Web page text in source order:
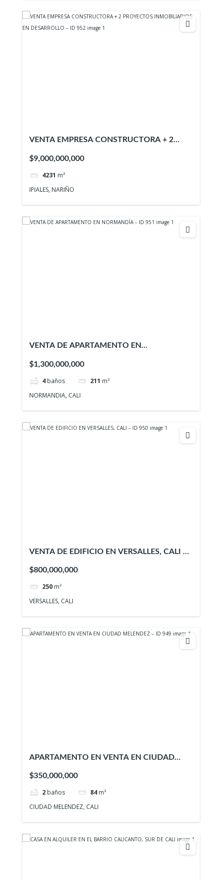
VENTA EMPRESA CONSTRUCTORA + 2
DESARROLLO – ID 952
$9,000,000,000
4231 m²
IPIALES, NARIÑO
VENTA DE APARTAMENTO EN
$1,300,000,000
4 baños 211 m²
NORMANDIA, CALI
VENTA DE EDIFICIO EN VERSALLES, CALI –
$800,000,000
250 m²
VERSALLES, CALI
APARTAMENTO EN VENTA EN CIUDAD
$350,000,000
2 baños 84 m²
CIUDAD MELENDEZ, CALI